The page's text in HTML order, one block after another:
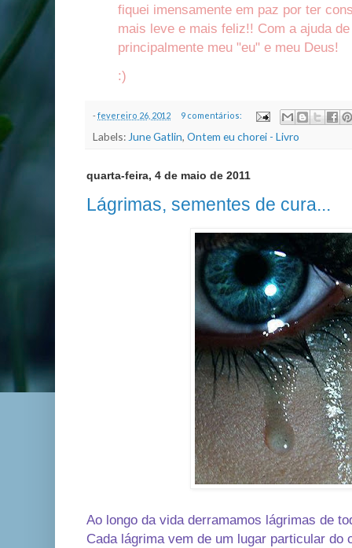
fiquei imensamente em paz por ter
mais leve e mais feliz!! Com a ajuda
principalmente meu "eu" e meu Deus!
:)
-fevereiro 26, 2012 9 comentários:
Labels: June Gatlin, Ontem eu chorei - Livro
quarta-feira, 4 de maio de 2011
Lágrimas, sementes de cura...
Ao longo da vida derramamos lágrimas de
Cada lágrima vem de um lugar particular